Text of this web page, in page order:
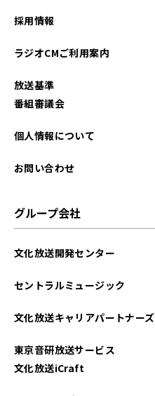
採用情報
ラジオCMご利用案内
放送基準
番組審議会
個人情報について
お問い合わせ
グループ会社
文化放送開発センター
セントラルミュージック
文化放送キャリアパートナーズ
東京音研放送サービス
文化放送iCraft